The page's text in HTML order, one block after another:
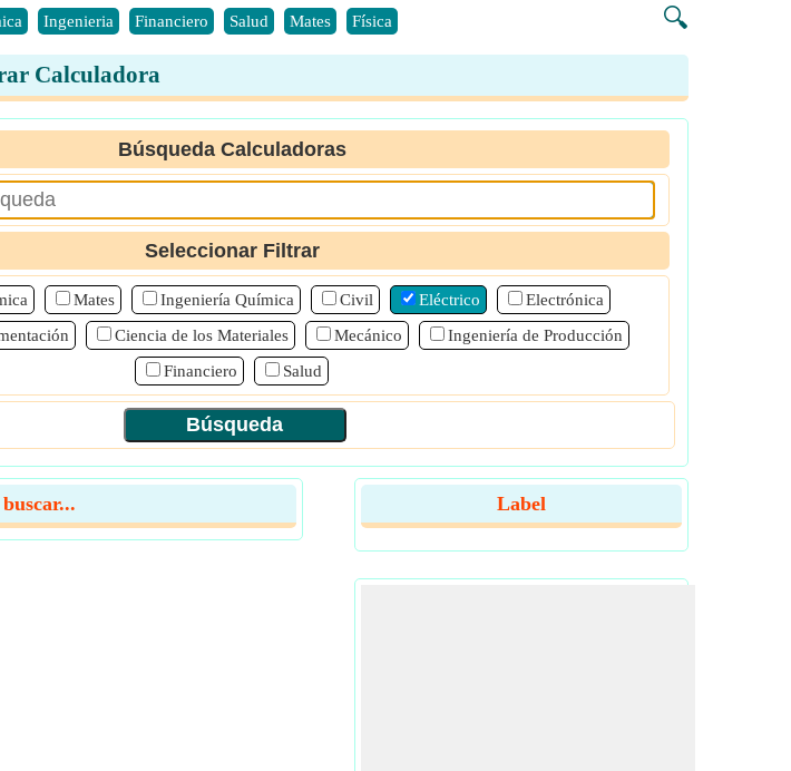
🔍
Ingenieria Financiero Salud Mates Física
Calculadora
Búsqueda Calculadoras
Seleccionar Filtrar
Mates Ingeniería Química Civil Eléctrico
Electrónica
Ciencia de los Materiales Mecánico
Ingeniería de Producción
Financiero
Salud
Label